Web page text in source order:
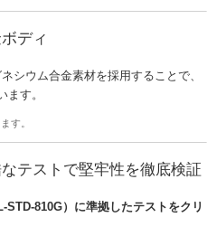
ディ
シウム合金素材を採用することで、
す。
す。
テストで堅牢性を徹底検証
810G）に準拠したテストをクリ